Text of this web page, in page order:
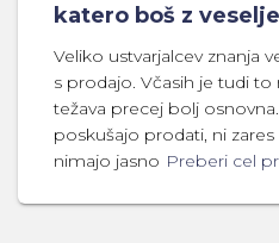
katero boš z
Veliko ustvarjalcev znanja
s prodajo. Včasih je tudi
težava precej bolj
poskušajo prodati, ni
nimajo jasno Preberi cel